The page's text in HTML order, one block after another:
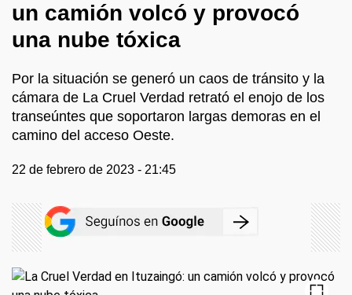
un camión volcó y provocó
una nube tóxica
Por la situación se generó un caos de tránsito y la
cámara de La Cruel Verdad retrató el enojo de los
transeúntes que soportaron largas demoras en el
camino del acceso Oeste.
22 de febrero de 2023 - 21:45